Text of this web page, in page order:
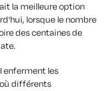
la meilleure option
lorsque le nombre
des centaines de
enferment les
différents